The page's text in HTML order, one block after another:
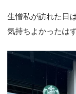
生憎私が訪れた日
気持ちよかったはず